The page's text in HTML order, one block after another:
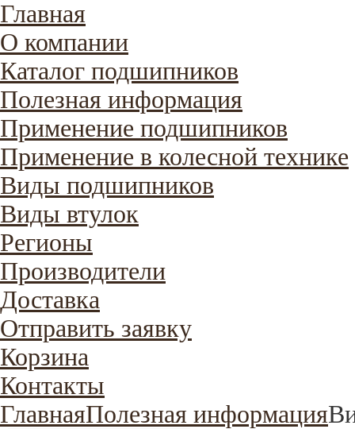
Главная
О компании
Каталог подшипников
Полезная информация
Применение подшипников
Применение в колесной технике
Виды подшипников
Виды втулок
Регионы
Производители
Доставка
Отправить заявку
Корзина
Контакты
ГлавнаяПолезная информация